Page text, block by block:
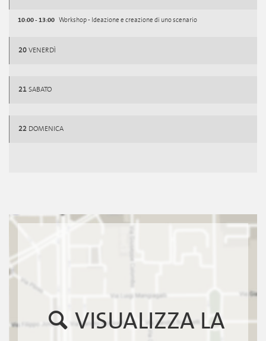
10:00 - 13:00 Workshop - Ideazione e creazione di uno scenario
20 VENERDÌ
21 SABATO
22 DOMENICA
VISUALIZZA LA